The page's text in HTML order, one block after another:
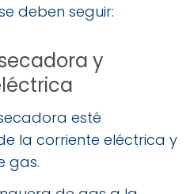
deben seguir:
y
esté
la corriente eléctrica y
gas.